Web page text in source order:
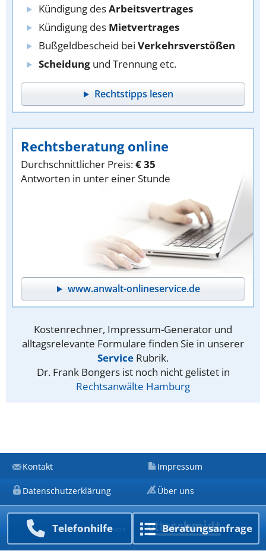
Kündigung desArbeitsvertrages
Kündigung des Mietvertrages
Bußgeldbescheid bei Verkehrsverstößen
Scheidung und Trennung etc.
Rechtstipps lesen
Rechtsberatung online
Durchschnittlicher Preis:€ 35
Antworten in unter einer Stunde
www.anwalt-onlineservice.de
Kostenrechner, Impressum-Generator und
alltagsrelevante Formulare finden Sie in unserer
Service Rubrik.
Dr. Frank Bongers ist noch nicht gelistet in
Rechtsanwälte Hamburg
Telefon­hilfe Beratungs­anfrage
Kontakt Impressum
Datenschutzerklärung Über uns
Ein Unternehmen von